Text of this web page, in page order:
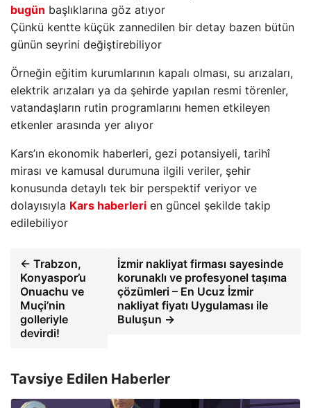
bugün başlıklarına göz atıyor
Çünkü kentte küçük zannedilen bir detay bazen bütün
günün seyrini değiştirebiliyor
Örneğin eğitim kurumlarının kapalı olması, su arızaları,
elektrik arızaları ya da şehirde yapılan resmi törenler,
vatandaşların rutin programlarını hemen etkileyen
etkenler arasında yer alıyor
Kars’ın ekonomik haberleri, gezi potansiyeli, tarihî
mirası ve kamusal durumuna ilgili veriler, şehir
konusunda detaylı tek bir perspektif veriyor ve
dolayısıyla Kars haberleri en güncel şekilde takip
edilebiliyor
← Trabzon,
Konyaspor’u
Onuachu ve
Muçi’nin
golleriyle
devirdi!
İzmir nakliyat firması sayesinde
korunaklı ve profesyonel taşıma
çözümleri – En Ucuz İzmir
nakliyat fiyatı Uygulaması ile
Buluşun →
Tavsiye Edilen Haberler